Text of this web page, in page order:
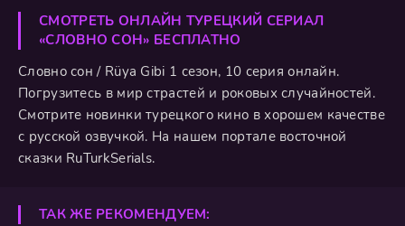
СМОТРЕТЬ ОНЛАЙН ТУРЕЦКИЙ СЕРИАЛ
«СЛОВНО СОН» БЕСПЛАТНО
Словно сон / Rüya Gibi 1 сезон, 10 серия онлайн.
Погрузитесь в мир страстей и роковых случайностей.
Смотрите новинки турецкого кино в хорошем качестве
с русской озвучкой. На нашем портале восточной
сказки RuTurkSerials.
ТАК ЖЕ РЕКОМЕНДУЕМ: